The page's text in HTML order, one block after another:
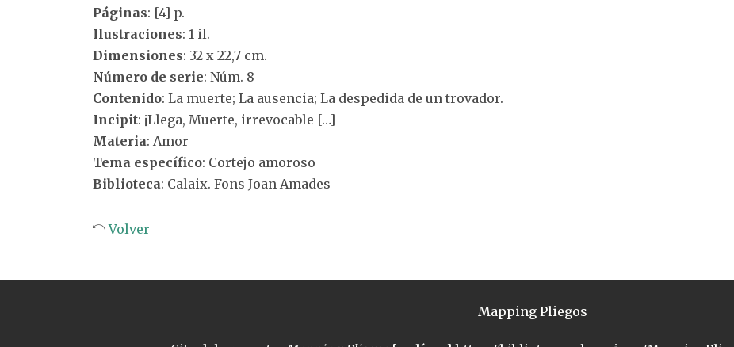
Páginas: [4] p.
Ilustraciones: 1 il.
Dimensiones: 32 x 22,7 cm.
Número de serie: Núm. 8
Contenido: La muerte; La ausencia; La despedida de un trovador.
Incipit: ¡Llega, Muerte, irrevocable […]
Materia: Amor
Tema específico: Cortejo amoroso
Biblioteca: Calaix. Fons Joan Amades
Volver
Mapping Pliegos